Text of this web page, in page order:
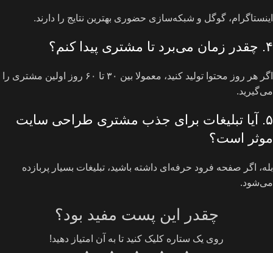
اینستاگرام، گوگل و شبکه‌سازی حضوری بهترین نتایج را دارند.
۴. چقدر زمان می‌برد تا مشتری پیدا کنم؟
اگر هر روز محتوا تولید کنید، معمولا بین ۳۰ تا ۶۰ روز اولین مشتری را
می‌گیرید.
۵. آیا تبلیغات برای جذب مشتری طراحی سایت
موثر است؟
بله، اگر صفحه فرود حرفه‌ای داشته باشید، تبلیغات بسیار پربازده
می‌شود.
چقدر این پست مفید بود؟
روی یک ستاره کلیک کنید تا به آن امتیاز دهید!